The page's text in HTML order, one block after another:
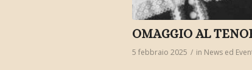
OMAGGIO AL
5 febbraio 2025 / in News ed